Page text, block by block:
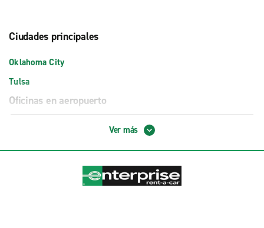
Ciudades principales
Oklahoma City
Tulsa
Oficinas en aeropuerto
Aeropuerto de Oklahoma City-Will Rogers (OKC)
Aeropuerto Regional de Lawton-Fort Sill (LAW)
Exotics Aeropuerto Internacional Will Rogers (OKC)
Ver más